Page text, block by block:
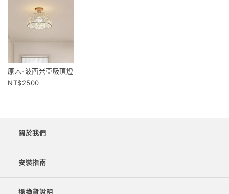
原木-波西米亞吸頂燈
2500
關於我們
安裝指南
退換貨說明